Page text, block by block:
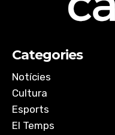
Categories
Notícies
Cultura
Esports
El Temps